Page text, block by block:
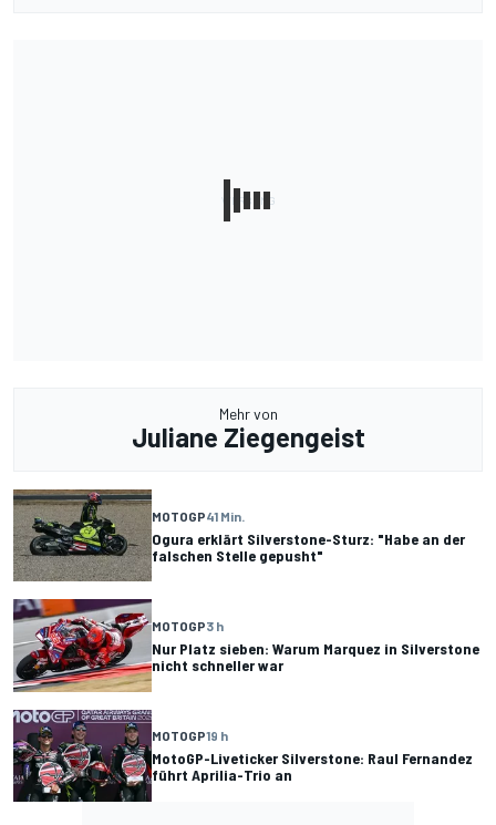
Mehr von
Juliane Ziegengeist
MOTOGP41 Min.
Ogura erklärt Silverstone-Sturz: "Habe an der
falschen Stelle gepusht"
MOTOGP3 h
Nur Platz sieben: Warum Marquez in Silverstone
nicht schneller war
MOTOGP19 h
MotoGP-Liveticker Silverstone: Raul Fernandez
führt Aprilia-Trio an